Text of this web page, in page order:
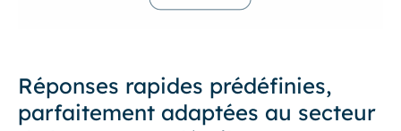
Réponses rapides prédéfinies,
parfaitement adaptées au secteur